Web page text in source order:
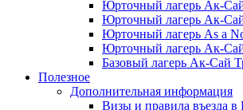
Юрточный лагерь Ак-
Юрточный лагерь Ак-
Юрточный лагерь As a
Юрточный лагерь Ак-
Базовый лагерь Ак-Сай
Полезное
Дополнительная информация
Визы и правила въезда в